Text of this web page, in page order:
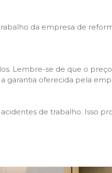
da empresa de
Lembre-se de que o
garantia oferecida pela
de trabalho. Isso